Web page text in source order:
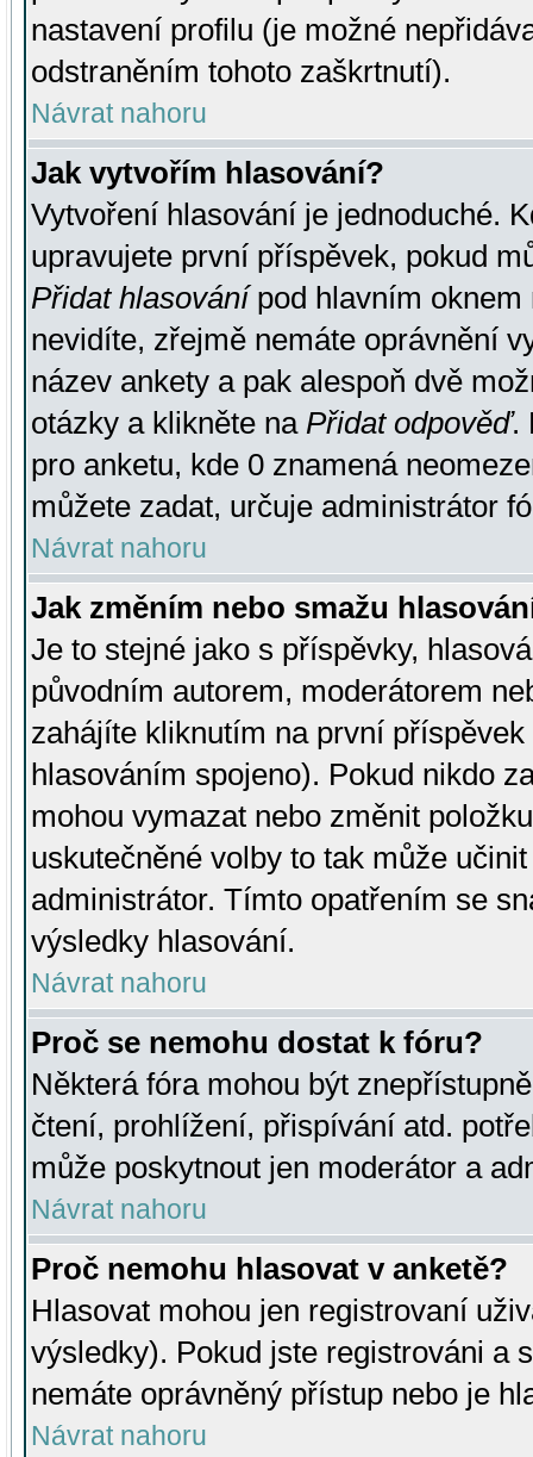
nastavení profilu (je možné
odstraněním tohoto zaškrtnutí).
Návrat nahoru
Jak vytvořím hlasování?
Vytvoření hlasování je jednoduché.
upravujete první příspěvek, pokud
Přidat hlasovánípod hlavním oknem
nevidíte, zřejmě nemáte oprávnění
název ankety a pak alespoň dvě
otázky a klikněte na Přidat odpověď.
pro anketu, kde 0 znamená
můžete zadat, určuje administrátor
Návrat nahoru
Jak změním nebo smažu
Je to stejné jako s příspěvky,
původním autorem, moderátorem
zahájíte kliknutím na první
hlasováním spojeno). Pokud nikdo
mohou vymazat nebo změnit
uskutečněné volby to tak může
administrátor. Tímto opatřením se
výsledky hlasování.
Návrat nahoru
Proč se nemohu dostat k fóru?
Některá fóra mohou být
čtení, prohlížení, přispívání atd.
může poskytnout jen moderátor a
Návrat nahoru
Proč nemohu hlasovat v anketě?
Hlasovat mohou jen registrovaní
výsledky). Pokud jste registrováni a
nemáte oprávněný přístup nebo je
Návrat nahoru